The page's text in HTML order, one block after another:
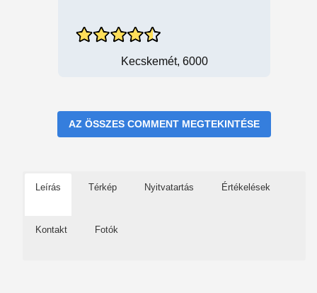
Kecskemét, 6000
AZ ÖSSZES COMMENT MEGTEKINTÉSE
Leírás Térkép Nyitvatartás Értékelések
Kontakt Fotók